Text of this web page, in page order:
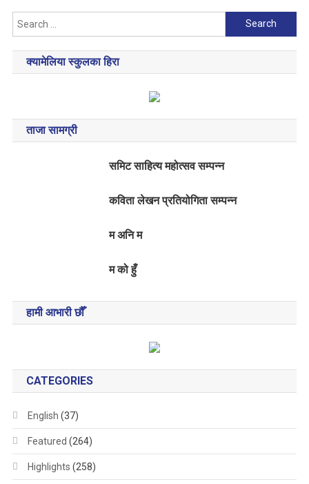
Search
for:
क्यामेलिया स्कुलका हिरा
ताजा सामग्री
समिट साहित्य महोत्सव सम्पन्न
कविता लेखन प्रतियोगिता सम्पन्न
म अनि म
म को हुँ
हामी आभारी छौँ
CATEGORIES
English (37)
Featured (264)
Highlights (258)